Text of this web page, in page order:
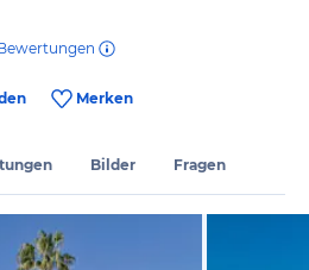
Merken
Bilder Fragen